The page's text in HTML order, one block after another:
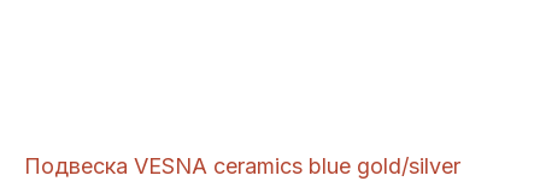
Подвеска VESNA ceramics blue gold/silver